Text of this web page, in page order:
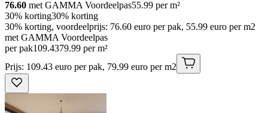
76.60 met GAMMA Voordeelpas55.99 per m²
30% korting30% korting
30% korting, voordeelprijs: 76.60 euro per pak, 55.99 euro per m2
met GAMMA Voordeelpas
per pak109.4379.99 per m²
Prijs: 109.43 euro per pak, 79.99 euro per m2